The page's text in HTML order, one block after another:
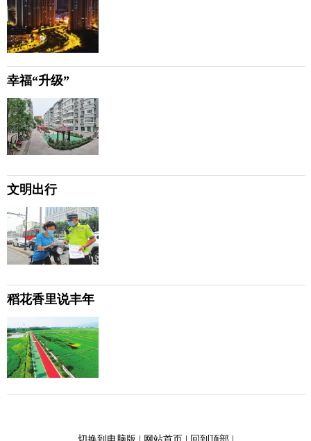
幸福“升级”
文明出行
稻花香里说丰年